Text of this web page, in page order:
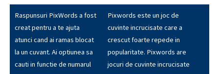
Raspunsuri PixWords a fost
creat pentru a te ajuta
atunci cand ai ramas blocat
la un cuvant. Ai optiunea sa
cauti in functie de numarul
Pixwords este un joc de
cuvinte incrucisate care a
crescut foarte repede in
popularitate. Pixwords are
jocuri de cuvinte incrucisate